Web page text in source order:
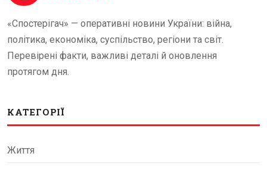
«Спостерігач» — оперативні новини України: війна,
політика, економіка, суспільство, регіони та світ.
Перевірені факти, важливі деталі й оновлення
протягом дня.
КАТЕГОРІЇ
Життя